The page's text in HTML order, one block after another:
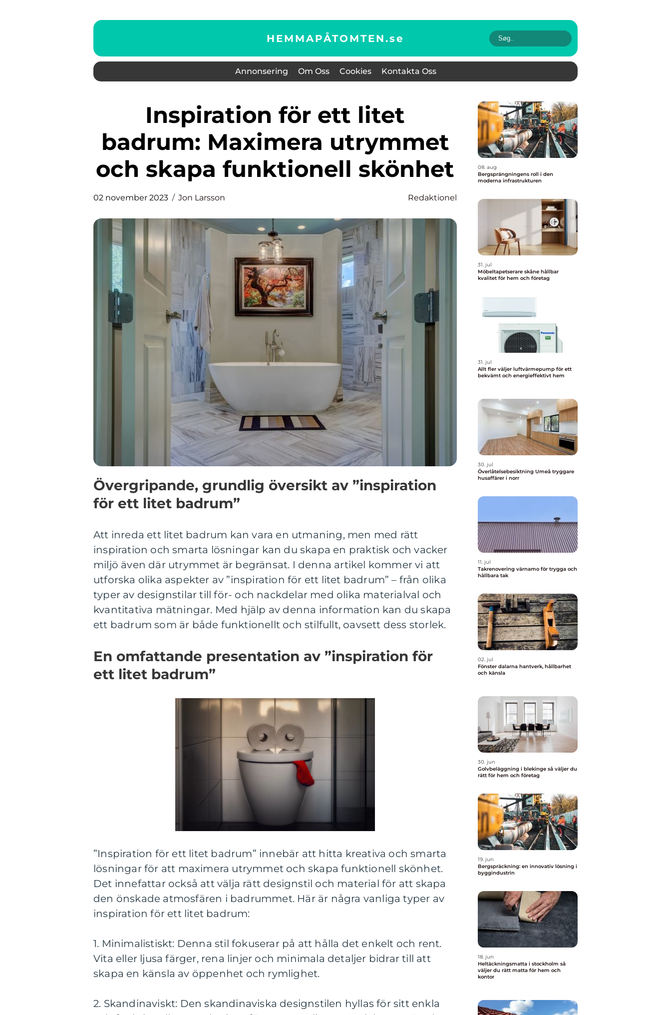
HEMMAPÅTOMTEN.se
Annonsering Om Oss Cookies Kontakta Oss
Inspiration för ett litet
badrum: Maximera utrymmet
och skapa funktionell skönhet
02 november 2023 Jon Larsson Redaktionel
Övergripande, grundlig översikt av ”inspiration
för ett litet badrum”
Att inreda ett litet badrum kan vara en utmaning, men med rätt
inspiration och smarta lösningar kan du skapa en praktisk och vacker
miljö även där utrymmet är begränsat. I denna artikel kommer vi att
utforska olika aspekter av ”inspiration för ett litet badrum” – från olika
typer av designstilar till för- och nackdelar med olika materialval och
kvantitativa mätningar. Med hjälp av denna information kan du skapa
ett badrum som är både funktionellt och stilfullt, oavsett dess storlek.
En omfattande presentation av ”inspiration för
ett litet badrum”
”Inspiration för ett litet badrum” innebär att hitta kreativa och smarta
lösningar för att maximera utrymmet och skapa funktionell skönhet.
Det innefattar också att välja rätt designstil och material för att skapa
den önskade atmosfären i badrummet. Här är några vanliga typer av
inspiration för ett litet badrum:
1. Minimalistiskt: Denna stil fokuserar på att hålla det enkelt och rent.
Vita eller ljusa färger, rena linjer och minimala detaljer bidrar till att
skapa en känsla av öppenhet och rymlighet.
2. Skandinaviskt: Den skandinaviska designstilen hyllas för sitt enkla
08. aug
Bergsprängningens roll i den
moderna infrastrukturen
31. jul
Möbeltapetserare skåne hållbar
kvalitet för hem och företag
31. jul
Allt fler väljer luftvärmepump för ett
bekvämt och energieffektivt hem
30. jul
Överlåtelsebesiktning Umeå tryggare
husaffärer i norr
11. jul
Takrenovering värnamo för trygga och
hållbara tak
02. jul
Fönster dalarna hantverk, hållbarhet
och känsla
30. jun
Golvbeläggning i blekinge så väljer du
rätt för hem och företag
19. jun
Bergspräckning: en innovativ lösning i
byggindustrin
18. jun
Heltäckningsmatta i stockholm så
väljer du rätt matta för hem och
kontor